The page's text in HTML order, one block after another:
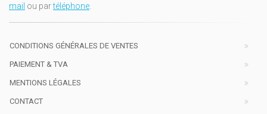
mail ou partéléphone
CONDITIONS GÉNÉRALES DE VENTES
PAIEMENT & TVA
MENTIONS LÉGALES
CONTACT